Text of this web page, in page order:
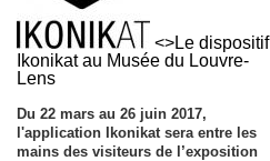
<>Le dispositif
Ikonikat au Musée du Louvre-
Lens
Du 22 mars au 26 juin 2017,
l'application Ikonikat sera entre les
mains des visiteurs de l’exposition